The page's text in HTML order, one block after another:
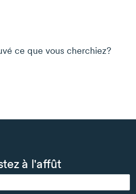
ce que vous cherchiez?
à l'affût